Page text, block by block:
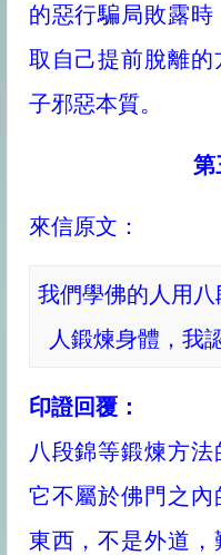
的惡行騙局敗露
取自己提前脫離
子邪惡本質。
第
來信原文：
我們學佛的人用
人鍛煉身體，我
印證回覆：
八段錦等鍛煉方法
它不屬於佛門之
東西，不是外道，